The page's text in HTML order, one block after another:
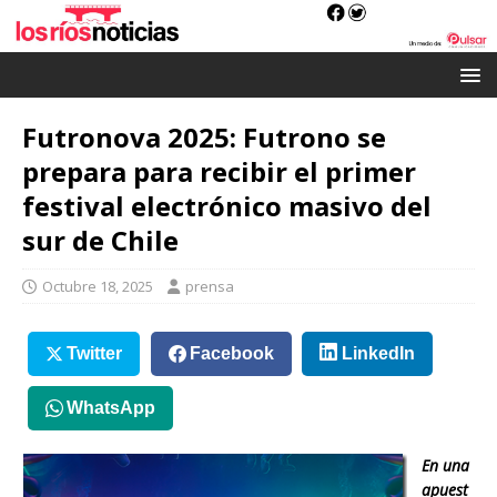
Futronova 2025: Futrono se
prepara para recibir el primer
festival electrónico masivo del
sur de Chile
Octubre 18, 2025 prensa
Twitter Facebook LinkedIn
WhatsApp
En una
apuest